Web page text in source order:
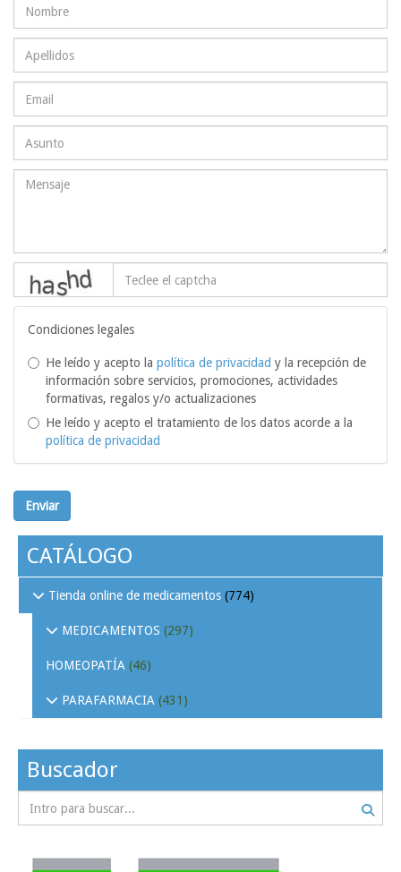
Condiciones legales
He leído y acepto la política de privacidad y la recepción de
información sobre servicios, promociones, actividades
formativas, regalos y/o actualizaciones
He leído y acepto el tratamiento de los datos acorde a la
política de privacidad
Enviar
CATÁLOGO
Tienda online de medicamentos (774)
MEDICAMENTOS (297)
HOMEOPATÍA (46)
PARAFARMACIA (431)
Buscador